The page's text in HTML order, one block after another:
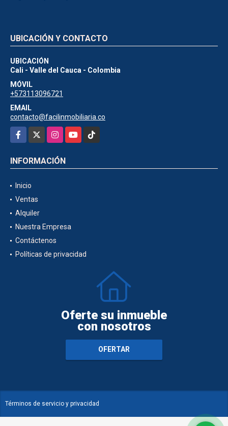
UBICACIÓN Y CONTACTO
UBICACIÓN
Cali - Valle del Cauca - Colombia
MÓVIL
+573113096721
EMAIL
contacto@facilinmobiliaria.co
Facebook
InstagramYouTubeTikTok
INFORMACIÓN
Inicio
Ventas
Alquiler
Nuestra Empresa
Contáctenos
Políticas de privacidad
Oferte su inmueble
con nosotros
OFERTAR
Términos de servicio y privacidad